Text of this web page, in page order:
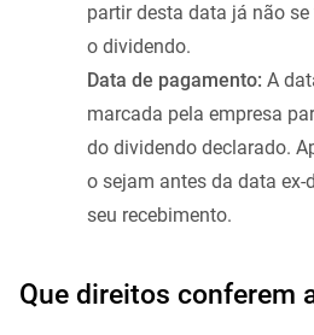
partir desta data já não
o dividendo.
Data de pagamento: A
marcada pela empresa
do dividendo declarado.
o sejam antes da data
seu recebimento.
Que direitos conferem